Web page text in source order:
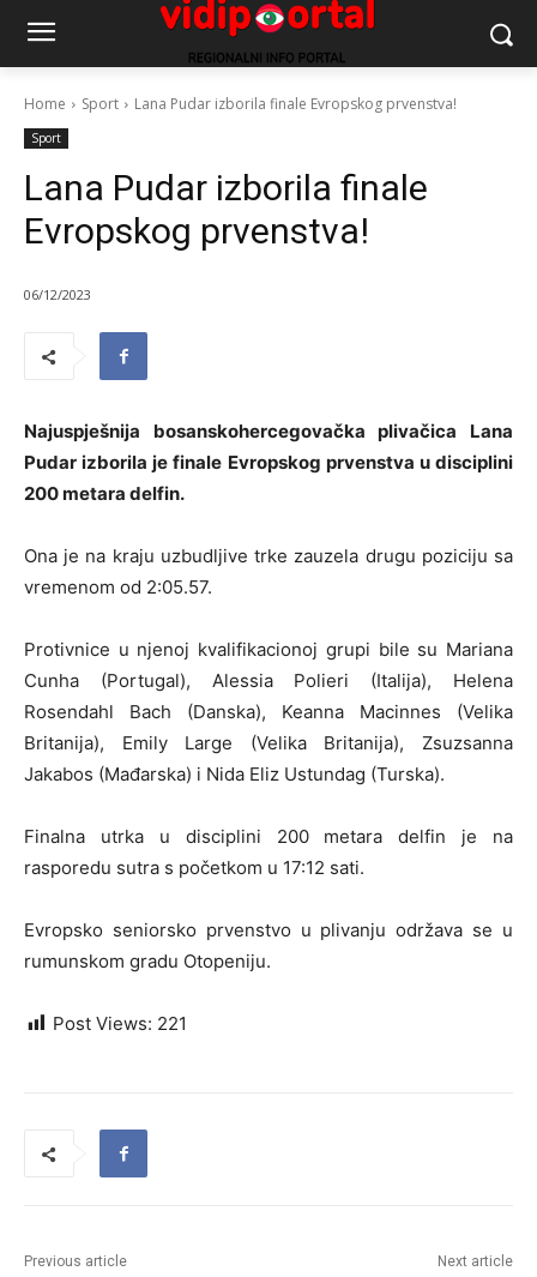
Home Sport Lana Pudar izborila finale Evropskog prvenstva!
Sport
Lana Pudar izborila finale
Evropskog prvenstva!
06/12/2023
Najuspješnija bosanskohercegovačka plivačica Lana
Pudar izborila je finale Evropskog prvenstva u disciplini
200 metara delfin.
Ona je na kraju uzbudljive trke zauzela drugu poziciju sa
vremenom od 2:05.57.
Protivnice u njenoj kvalifikacionoj grupi bile su Mariana
Cunha (Portugal), Alessia Polieri (Italija), Helena
Rosendahl Bach (Danska), Keanna Macinnes (Velika
Britanija), Emily Large (Velika Britanija), Zsuzsanna
Jakabos (Mađarska) i Nida Eliz Ustundag (Turska).
Finalna utrka u disciplini 200 metara delfin je na
rasporedu sutra s početkom u 17:12 sati.
Evropsko seniorsko prvenstvo u plivanju održava se u
rumunskom gradu Otopeniju.
Post Views: 221
Previous article Next article